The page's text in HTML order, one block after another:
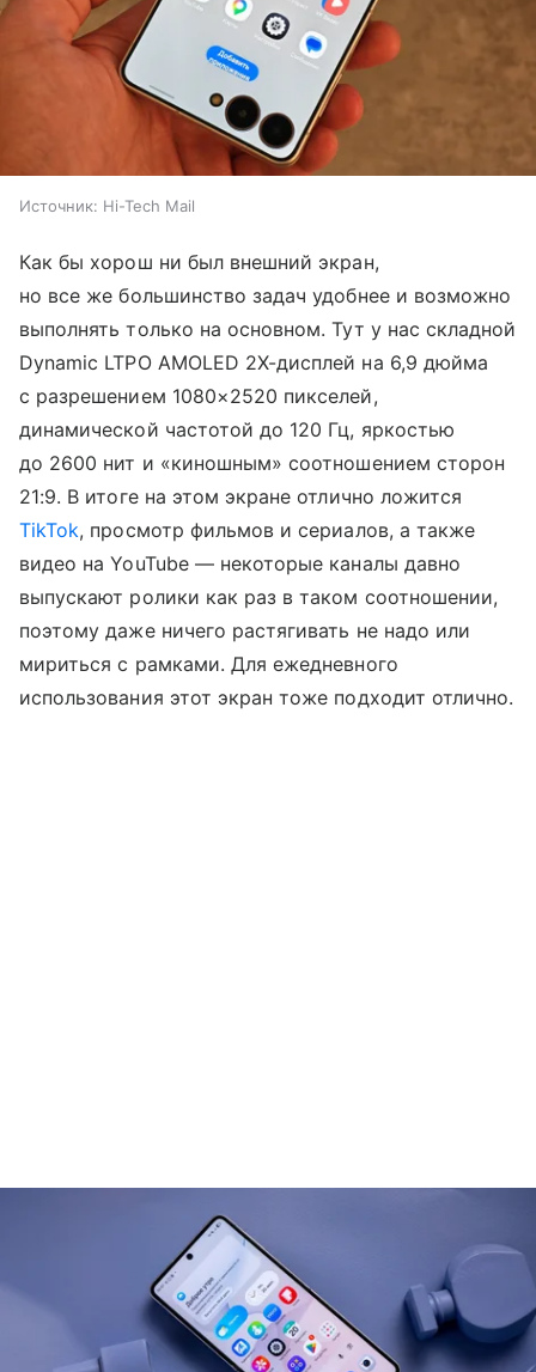
Источник: Hi-Tech Mail
Как бы хорош ни был внешний экран,
но все же большинство задач удобнее и возможно
выполнять только на основном. Тут у нас складной
Dynamic LTPO AMOLED 2X-дисплей на 6,9 дюйма
с разрешением 1080×2520 пикселей,
динамической частотой до 120 Гц, яркостью
до 2600 нит и «киношным» соотношением сторон
21:9. В итоге на этом экране отлично ложится
TikTok, просмотр фильмов и сериалов, а также
видео на YouTube — некоторые каналы давно
выпускают ролики как раз в таком соотношении,
поэтому даже ничего растягивать не надо или
мириться с рамками. Для ежедневного
использования этот экран тоже подходит отлично.